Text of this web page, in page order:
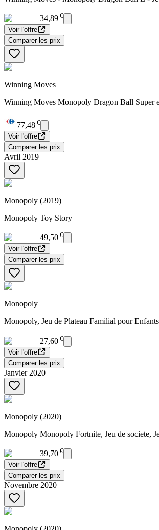
34,89 €
Voir l'offre
Comparer les prix
Winning Moves
Winning Moves Monopoly Dragon Ball Super
77,48 €
Voir l'offre
Comparer les prix
Avril 2019
Monopoly (2019)
Monopoly Toy Story
49,50 €
Voir l'offre
Comparer les prix
Monopoly
Monopoly, Jeu de Plateau Familial pour
27,60 €
Voir l'offre
Comparer les prix
Janvier 2020
Monopoly (2020)
Monopoly Monopoly Fortnite, Jeu de societe,
39,70 €
Voir l'offre
Comparer les prix
Novembre 2020